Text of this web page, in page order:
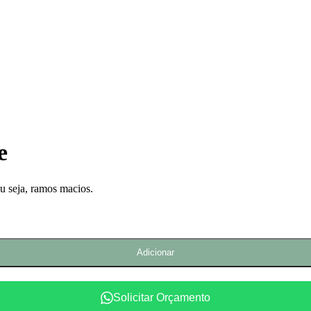
seja, ramos macios.
Adicionar
Solicitar Orçamento